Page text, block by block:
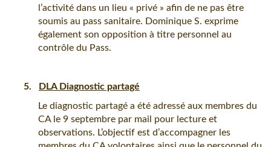
l’activité dans un lieu « privé » afin de ne pas être
soumis au pass sanitaire. Dominique S. exprime
également son opposition à titre personnel au
contrôle du Pass.
5.
DLA Diagnostic partagé
Le diagnostic partagé a été adressé aux membres du
CA le 9 septembre par mail pour lecture et
observations. L’objectif est d’accompagner les